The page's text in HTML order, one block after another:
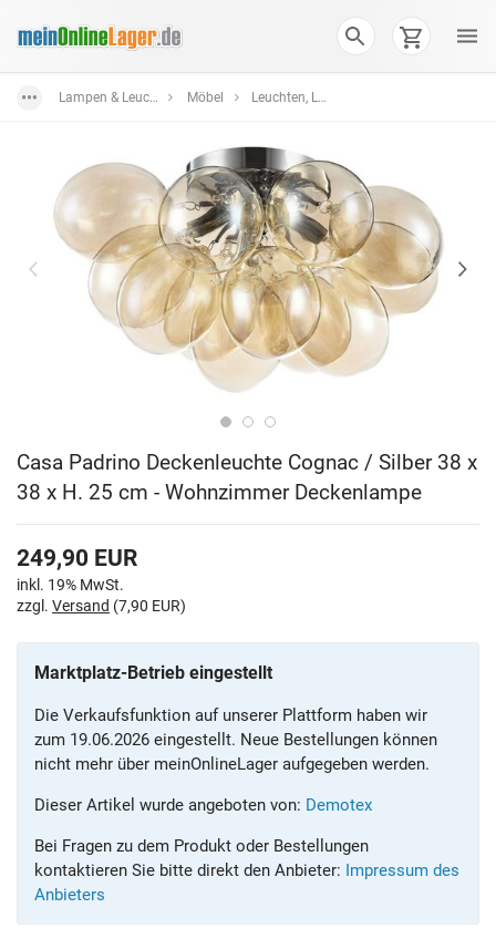
Lampen & Leuchten Möbel Leuchten, Lüster & Lampen
Casa Padrino Deckenleuchte Cognac / Silber 38 x
38 x H. 25 cm - Wohnzimmer Deckenlampe
249,90 EUR
inkl. 19% MwSt.
zzgl. Versand (7,90 EUR)
Marktplatz-Betrieb eingestellt
Die Verkaufsfunktion auf unserer Plattform haben wir
zum 19.06.2026 eingestellt. Neue Bestellungen können
nicht mehr über meinOnlineLager aufgegeben werden.
Dieser Artikel wurde angeboten von: Demotex
Bei Fragen zu dem Produkt oder Bestellungen
kontaktieren Sie bitte direkt den Anbieter: Impressum des
Anbieters